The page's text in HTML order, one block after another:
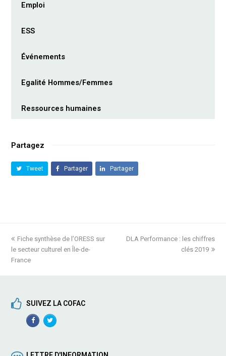
Emploi
ESS
Événements
Egalité Hommes/Femmes
Ressources humaines
Partagez
Tweet Partager Partager
previous
post:
Fiche synthèse de l’ORESS sur
le secteur culturel en Île-de-
France
next
DLA Performance : les chiffres
clés 2019
SUIVEZ LA COFAC
FacebookTwitterProfile